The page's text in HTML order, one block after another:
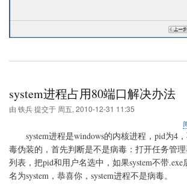
system进程占用80端口解决办法
由 铁兵提交于 周五, 2010-12-31 11:35
system进程是windows的内核进程，pid为4
毒伪装的，首先判断是不是病毒：打开任务管
列表，把pid和用户名选中，如果system不带.exe
名为system，恭喜你，system进程不是病毒。